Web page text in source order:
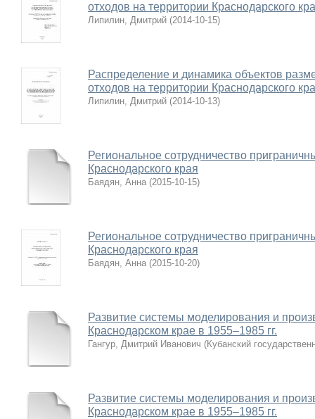
отходов на территории Краснодарского
Липилин, Дмитрий (2014-10-15)
Распределение и динамика объектов
отходов на территории Краснодарского
Липилин, Дмитрий (2014-10-13)
Региональное сотрудничество
Краснодарского края
Баядян, Анна (2015-10-15)
Региональное сотрудничество
Краснодарского края
Баядян, Анна (2015-10-20)
Развитие системы моделирования и
Краснодарском крае в 1955–1985 гг.
Гангур, Дмитрий Иванович (Кубанский
Развитие системы моделирования и
Краснодарском крае в 1955–1985 гг.